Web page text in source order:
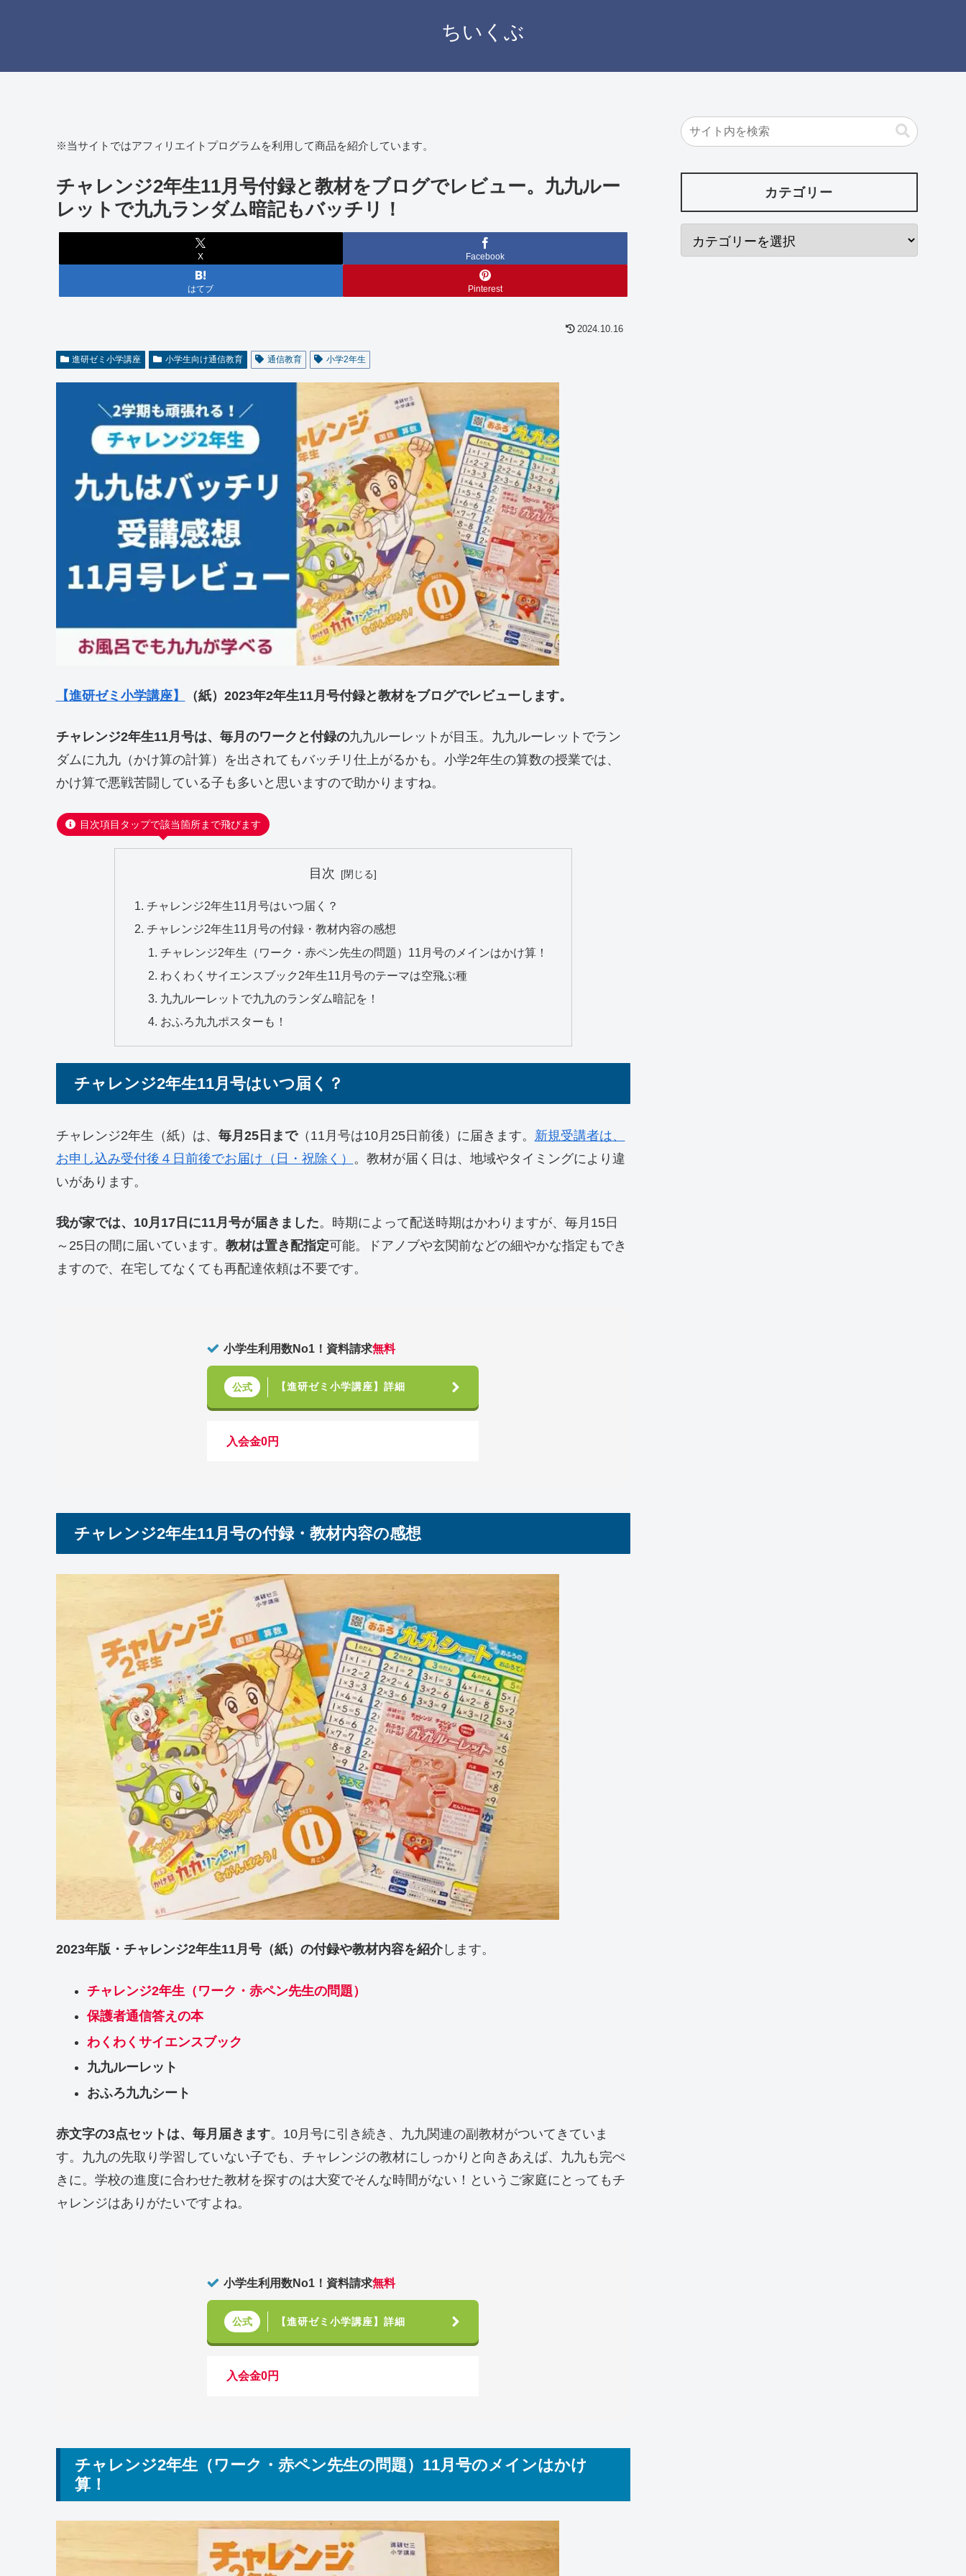
ちいくぶ
※当サイトではアフィリエイトプログラムを利用して商品を紹介しています。
チャレンジ2年生11月号付録と教材をブログでレビュー。九九ルー
レットで九九ランダム暗記もバッチリ！
X Facebook
はてブ Pinterest
2024.10.16
進研ゼミ小学講座 小学生向け通信教育 通信教育 小学2年生
【進研ゼミ小学講座】 （紙）2023年2年生11月号付録と教材をブログでレビューします。
チャレンジ2年生11月号は、毎月のワークと付録の九九ルーレットが目玉。九九ルーレットでラン
ダムに九九（かけ算の計算）を出されてもバッチリ仕上がるかも。小学2年生の算数の授業では、
かけ算で悪戦苦闘している子も多いと思いますので助かりますね。
目次項目タップで該当箇所まで飛びます
目次
チャレンジ2年生11月号はいつ届く？
チャレンジ2年生11月号の付録・教材内容の感想
チャレンジ2年生（ワーク・赤ペン先生の問題）11月号のメインはかけ算！
わくわくサイエンスブック2年生11月号のテーマは空飛ぶ種
九九ルーレットで九九のランダム暗記を！
おふろ九九ポスターも！
チャレンジ2年生11月号はいつ届く？
チャレンジ2年生（紙）は、 毎月25日まで（11月号は10月25日前後）に届きます。 新規受講者は、
お申し込み受付後４日前後でお届け（日・祝除く）
。教材が届く日は、地域やタイミングにより違
いがあります。
我が家では、10月17日に11月号が届きました。時期によって配送時期はかわりますが、毎月15日
～25日の間に届いています。 教材は置き配指定可能。ドアノブや玄関前などの細やかな指定もでき
ますので、在宅してなくても再配達依頼は不要です。
小学生利用数No1！資料請求無料
公式 【進研ゼミ小学講座】詳細
入会金0円
チャレンジ2年生11月号の付録・教材内容の感想
2023年版・チャレンジ2年生11月号（紙）の付録や教材内容を紹介します。
チャレンジ2年生（ワーク・赤ペン先生の問題）
保護者通信答えの本
わくわくサイエンスブック
九九ルーレット
おふろ九九シート
赤文字の3点セットは、毎月届きます。10月号に引き続き、九九関連の副教材がついてきていま
す。九九の先取り学習していない子でも、チャレンジの教材にしっかりと向きあえば、九九も完ぺ
きに。学校の進度に合わせた教材を探すのは大変でそんな時間がない！というご家庭にとってもチ
ャレンジはありがたいですよね。
小学生利用数No1！資料請求無料
公式 【進研ゼミ小学講座】詳細
入会金0円
チャレンジ2年生（ワーク・赤ペン先生の問題）11月号のメインはかけ
算！
カテゴリー